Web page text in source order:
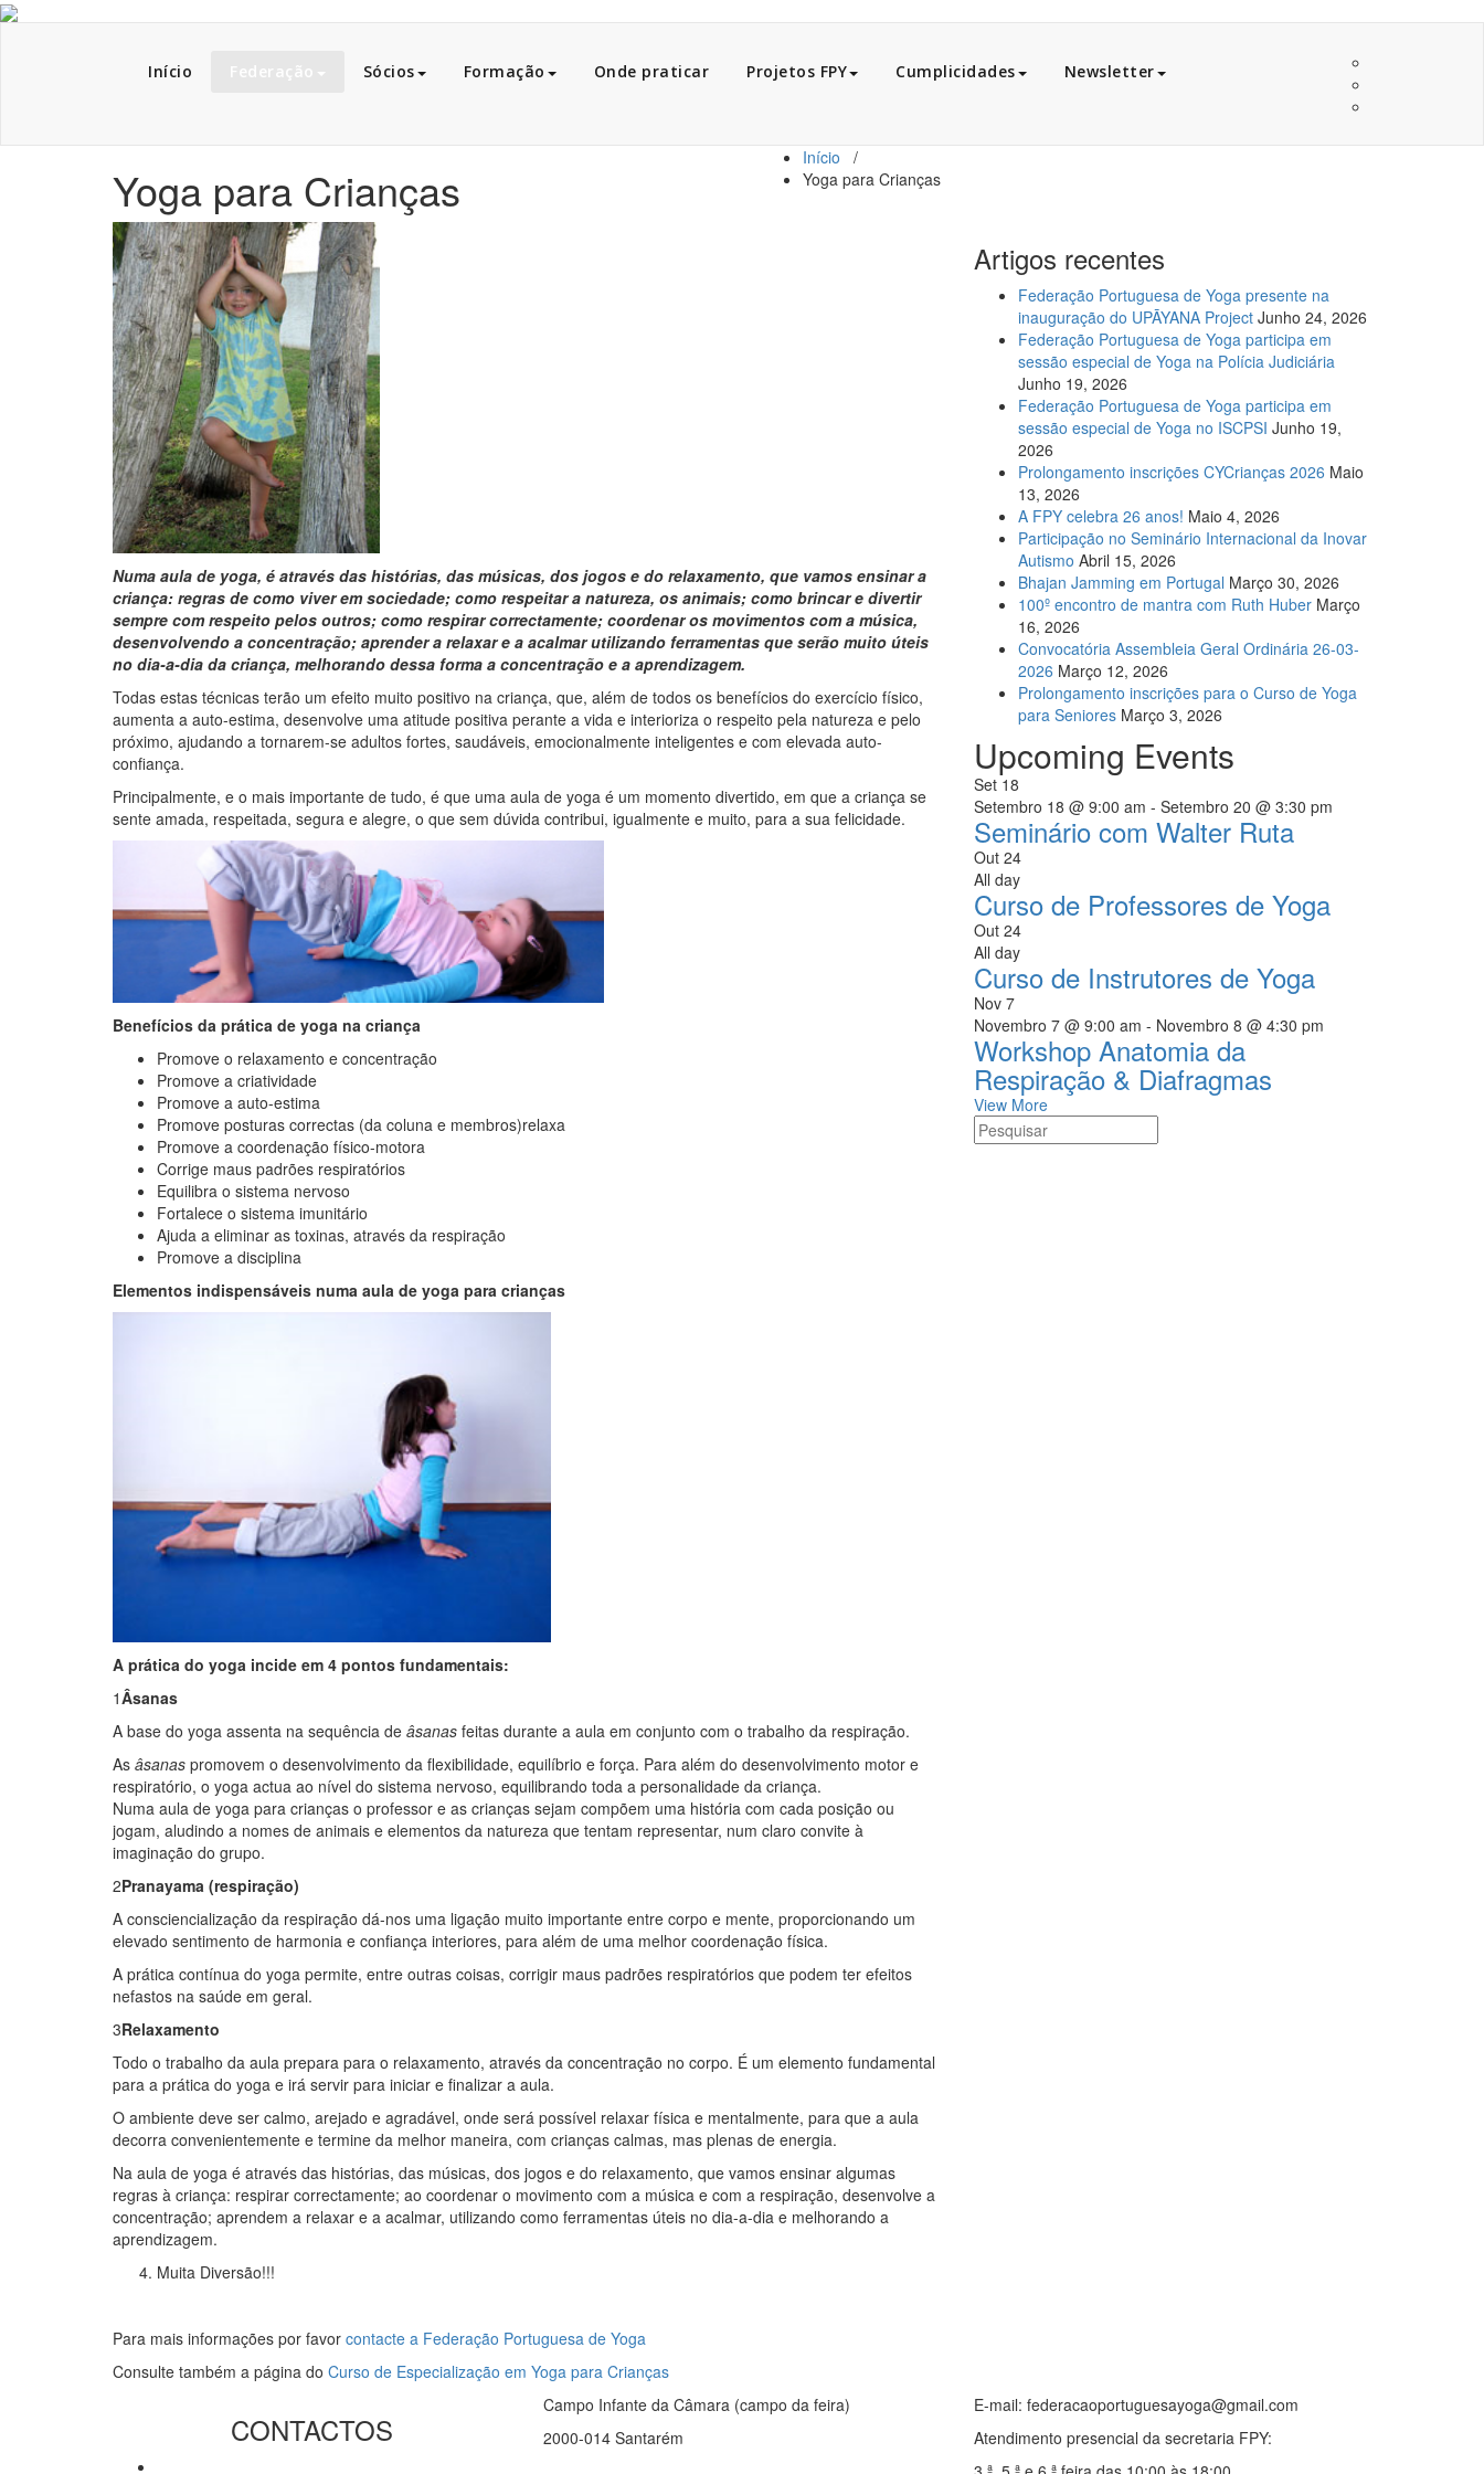
Skip to content
Início Federação Sócios Formação Onde praticar Projetos FPY Cumplicidades Newsletter
Yoga para Crianças
Início /
Yoga para Crianças
Numa aula de yoga, é através das histórias, das músicas, dos jogos e do relaxamento, que vamos ensinar a
criança: regras de como viver em sociedade; como respeitar a natureza, os animais; como brincar e divertir
sempre com respeito pelos outros; como respirar correctamente; coordenar os movimentos com a música,
desenvolvendo a concentração; aprender a relaxar e a acalmar utilizando ferramentas que serão muito úteis
no dia-a-dia da criança, melhorando dessa forma a concentração e a aprendizagem.
Todas estas técnicas terão um efeito muito positivo na criança, que, além de todos os benefícios do exercício físico,
aumenta a auto-estima, desenvolve uma atitude positiva perante a vida e interioriza o respeito pela natureza e pelo
próximo, ajudando a tornarem-se adultos fortes, saudáveis, emocionalmente inteligentes e com elevada auto-
confiança.
Principalmente, e o mais importante de tudo, é que uma aula de yoga é um momento divertido, em que a criança se
sente amada, respeitada, segura e alegre, o que sem dúvida contribui, igualmente e muito, para a sua felicidade.
Benefícios da prática de yoga na criança
Promove o relaxamento e concentração
Promove a criatividade
Promove a auto-estima
Promove posturas correctas (da coluna e membros)relaxa
Promove a coordenação físico-motora
Corrige maus padrões respiratórios
Equilibra o sistema nervoso
Fortalece o sistema imunitário
Ajuda a eliminar as toxinas, através da respiração
Promove a disciplina
Elementos indispensáveis numa aula de yoga para crianças
A prática do yoga incide em 4 pontos fundamentais:
1Âsanas
A base do yoga assenta na sequência de âsanas feitas durante a aula em conjunto com o trabalho da respiração.
As âsanas promovem o desenvolvimento da flexibilidade, equilíbrio e força. Para além do desenvolvimento motor e
respiratório, o yoga actua ao nível do sistema nervoso, equilibrando toda a personalidade da criança.
Numa aula de yoga para crianças o professor e as crianças sejam compõem uma história com cada posição ou
jogam, aludindo a nomes de animais e elementos da natureza que tentam representar, num claro convite à
imaginação do grupo.
2Pranayama (respiração)
A consciencialização da respiração dá-nos uma ligação muito importante entre corpo e mente, proporcionando um
elevado sentimento de harmonia e confiança interiores, para além de uma melhor coordenação física.
A prática contínua do yoga permite, entre outras coisas, corrigir maus padrões respiratórios que podem ter efeitos
nefastos na saúde em geral.
3Relaxamento
Todo o trabalho da aula prepara para o relaxamento, através da concentração no corpo. É um elemento fundamental
para a prática do yoga e irá servir para iniciar e finalizar a aula.
O ambiente deve ser calmo, arejado e agradável, onde será possível relaxar física e mentalmente, para que a aula
decorra convenientemente e termine da melhor maneira, com crianças calmas, mas plenas de energia.
Na aula de yoga é através das histórias, das músicas, dos jogos e do relaxamento, que vamos ensinar algumas
regras à criança: respirar correctamente; ao coordenar o movimento com a música e com a respiração, desenvolve a
concentração; aprendem a relaxar e a acalmar, utilizando como ferramentas úteis no dia-a-dia e melhorando a
aprendizagem.
Muita Diversão!!!
Para mais informações por favor contacte a Federação Portuguesa de Yoga
Consulte também a página do Curso de Especialização em Yoga para Crianças
Artigos recentes
Federação Portuguesa de Yoga presente na
inauguração do UPĀYANA Project Junho 24, 2026
Federação Portuguesa de Yoga participa em
sessão especial de Yoga na Polícia Judiciária
Junho 19, 2026
Federação Portuguesa de Yoga participa em
sessão especial de Yoga no ISCPSI Junho 19,
2026
Prolongamento inscrições CYCrianças 2026 Maio
13, 2026
A FPY celebra 26 anos! Maio 4, 2026
Participação no Seminário Internacional da Inovar
Autismo Abril 15, 2026
Bhajan Jamming em Portugal Março 30, 2026
100º encontro de mantra com Ruth Huber Março
16, 2026
Convocatória Assembleia Geral Ordinária 26-03-
2026 Março 12, 2026
Prolongamento inscrições para o Curso de Yoga
para Seniores Março 3, 2026
Upcoming Events
Set 18
Setembro 18 @ 9:00 am - Setembro 20 @ 3:30 pm
Seminário com Walter Ruta
Out 24
All day
Curso de Professores de Yoga
Out 24
All day
Curso de Instrutores de Yoga
Nov 7
Novembro 7 @ 9:00 am - Novembro 8 @ 4:30 pm
Workshop Anatomia da
Respiração & Diafragmas
View More
CONTACTOS
Campo Infante da Câmara (campo da feira)
2000-014 Santarém
E-mail: federacaoportuguesayoga@gmail.com
Atendimento presencial da secretaria FPY: